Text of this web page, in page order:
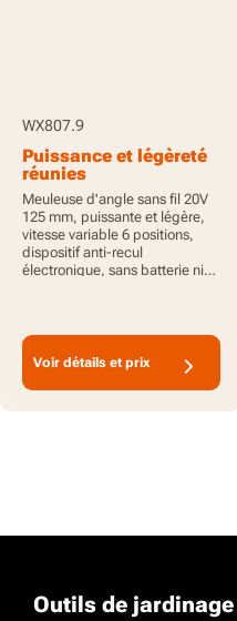
WX807.9
Puissance et légèreté
réunies
Meuleuse d'angle sans fil 20V
125 mm, puissante et légère,
vitesse variable 6 positions,
dispositif anti-recul
électronique, sans batterie ni
Voir détails et prix
Outils de jardinage